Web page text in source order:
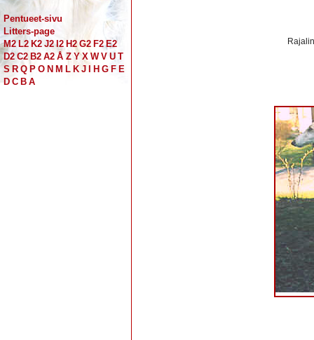
Pentueet-sivu
Litters-page
M2 L2 K2 J2 I2 H2 G2 F2 E2
D2 C2 B2 A2 Å Z Y X W V U T
S R Q P O N M L K J H G F E
D C B A